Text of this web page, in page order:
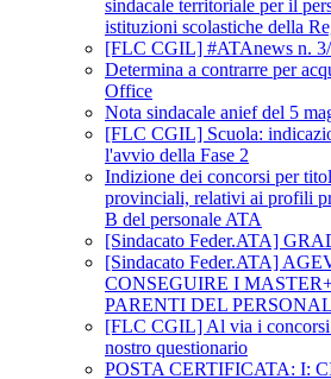
sindacale territoriale per il
istituzioni scolastiche della
[FLC CGIL] #ATAnews n.
Determina a contrarre per
Office
Nota sindacale anief del 5
[FLC CGIL] Scuola:
l'avvio della Fase 2
Indizione dei concorsi per
provinciali, relativi ai profili
B del personale ATA
[Sindacato Feder.ATA]
[Sindacato Feder.ATA]
CONSEGUIRE I
PARENTI DEL
[FLC CGIL] Al via i concorsi
nostro questionario
POSTA CERTIFICATA: I: